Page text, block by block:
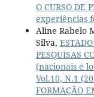
O CURSO DE
experiências
Aline Rabelo
Silva,
PESQUISAS
(nacionais e
Vol.10, N.1
FORMAÇÃO